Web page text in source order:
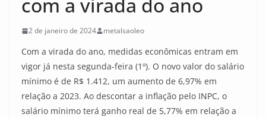
2 de janeiro de 2024 metalsaoleo
Com a virada do ano, medidas econômicas entram em
vigor já nesta segunda-feira (1º). O novo valor do salário
mínimo é de R$ 1.412, um aumento de 6,97% em
relação a 2023. Ao descontar a inflação pelo INPC, o
salário mínimo terá ganho real de 5,77% em relação a